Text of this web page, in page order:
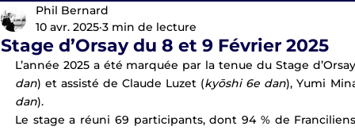
Kyudo TV
Equipe de France EKF Publier 2023 shinsa
Stage d’Orsay du 8 et 9 Février 2025
Phil Bernard
10 avr. 2025 3 min de lecture
L’année 2025 a été marquée par la tenue du Stage
dan) et assisté de Claude Luzet (kyōshi 6e dan), Yumi
dan).